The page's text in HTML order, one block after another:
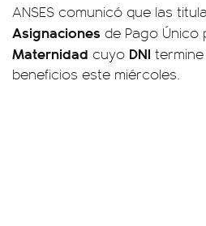
ANSES comunicó que las
Asignaciones de Pago Único
Maternidad cuyo DNI
beneficios este miércoles.